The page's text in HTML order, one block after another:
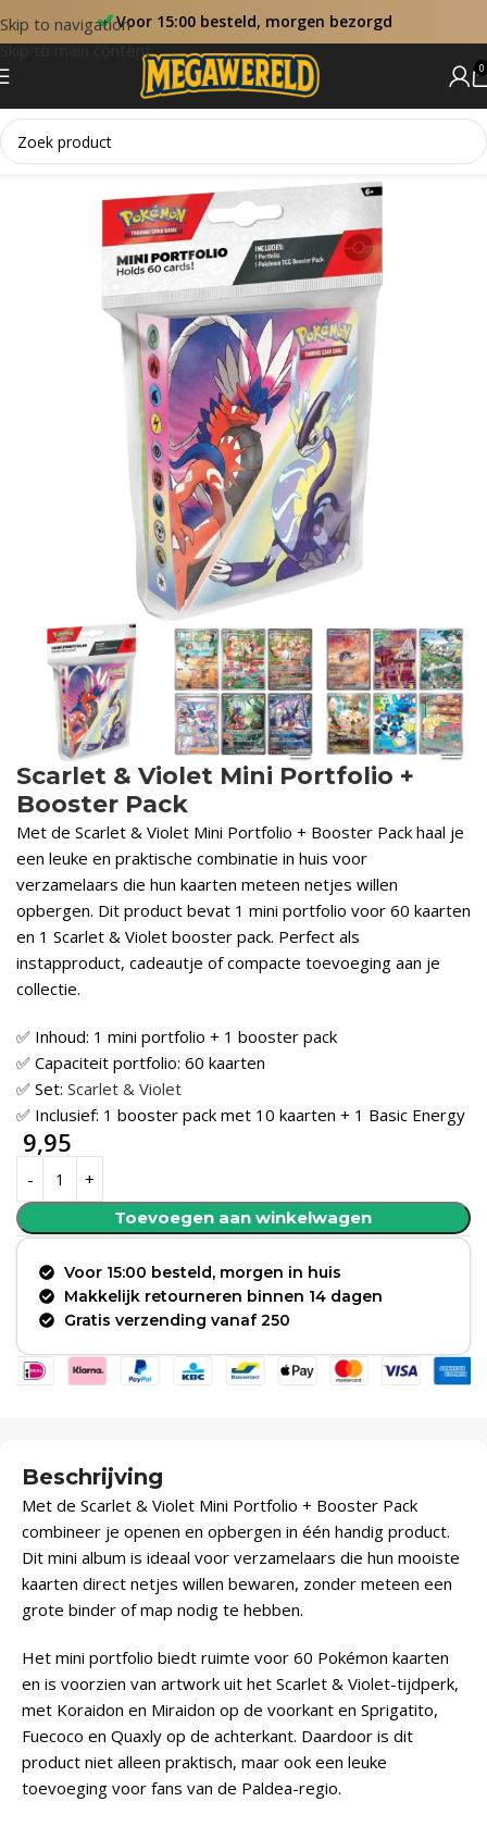
Skip to navigation
Skip to main content
Voor 15:00 besteld, morgen bezorgd
0
Home Collectie Boxen
Scarlet & Violet Mini Portfolio +
Booster Pack
Met de Scarlet & Violet Mini Portfolio + Booster Pack haal je
een leuke en praktische combinatie in huis voor
verzamelaars die hun kaarten meteen netjes willen
opbergen. Dit product bevat 1 mini portfolio voor 60 kaarten
en 1 Scarlet & Violet booster pack. Perfect als
instapproduct, cadeautje of compacte toevoeging aan je
collectie.
✅ Inhoud: 1 mini portfolio + 1 booster pack
✅ Capaciteit portfolio: 60 kaarten
✅ Set: Scarlet & Violet
✅ Inclusief: 1 booster pack met 10 kaarten + 1 Basic Energy
9,95
Toevoegen aan winkelwagen
Voor 15:00 besteld, morgen in huis
Makkelijk retourneren binnen 14 dagen
Gratis verzending vanaf 250
Beschrijving
Met de Scarlet & Violet Mini Portfolio + Booster Pack
combineer je openen en opbergen in één handig product.
Dit mini album is ideaal voor verzamelaars die hun mooiste
kaarten direct netjes willen bewaren, zonder meteen een
grote binder of map nodig te hebben.
Het mini portfolio biedt ruimte voor 60 Pokémon kaarten
en is voorzien van artwork uit het Scarlet & Violet-tijdperk,
met Koraidon en Miraidon op de voorkant en Sprigatito,
Fuecoco en Quaxly op de achterkant. Daardoor is dit
product niet alleen praktisch, maar ook een leuke
toevoeging voor fans van de Paldea-regio.